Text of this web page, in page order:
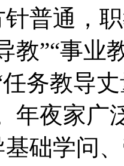
普通，
教”“事业
务教导
年夜家广
础学问